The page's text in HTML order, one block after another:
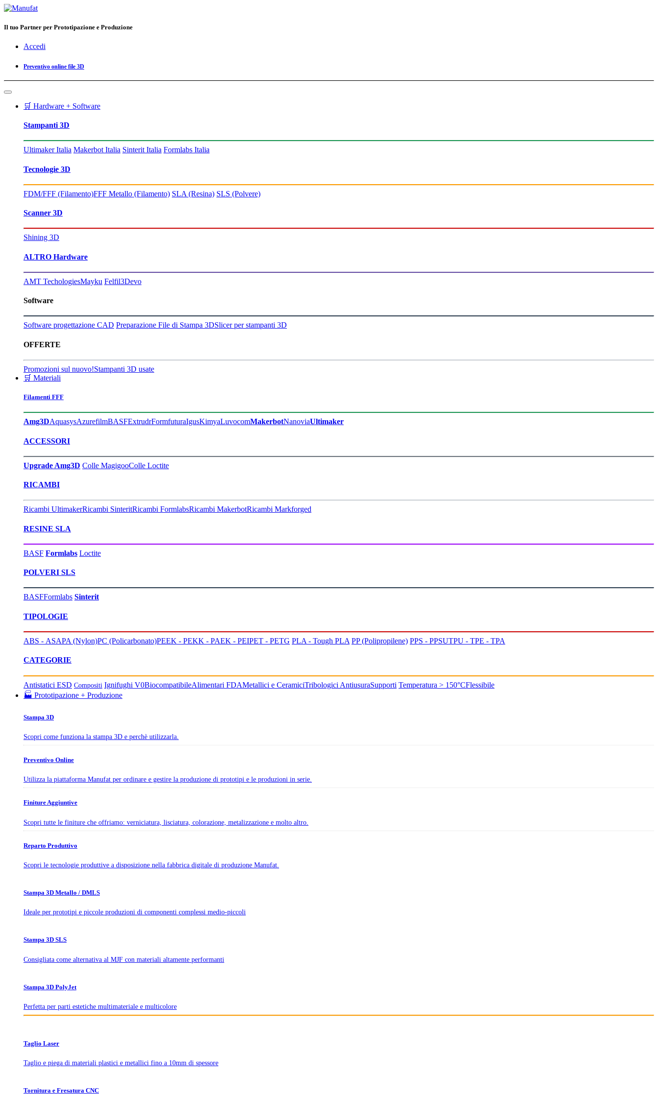
Il tuo Partner per Prototipazione e Produzione
Accedi
Preventivo online file 3D
🛒 Hardware + Software
Stampanti 3D
Ultimaker Italia Makerbot Italia Sinterit Italia Formlabs Italia
Tecnologie 3D
FDM/FFF (Filamento)FFF Metallo (Filamento) SLA (Resina) SLS (Polvere)
Scanner 3D
Shining 3D
ALTRO Hardware
AMT TechologiesMayku Felfil3Devo
Software
Software progettazione CAD Preparazione File di Stampa 3DSlicer per stampanti 3D
OFFERTE
Promozioni sul nuovo!Stampanti 3D usate
🛒 Materiali
Filamenti FFF
Amg3DAquasysAzurefilmBASFExtrudrFormfuturaIgusKimyaLuvocomMakerbotNanoviaUltimaker​
ACCESSORI
Upgrade Amg3D Colle MagigooColle Loctite
RICAMBI
Ricambi UltimakerRicambi SinteritRicambi FormlabsRicambi MakerbotRicambi Markforged
RESINE SLA
BASF Formlabs Loctite
POLVERI SLS
BASFFormlabs Sinterit
TIPOLOGIE
ABS - ASAPA (Nylon)PC (Policarbonato)PEEK - PEKK - PAEK - PEIPET - PETG PLA - Tough PLA PP (Polipropilene) PPS - PPSUTPU - TPE - TPA
CATEGORIE
Antistatici ESD Compositi Ignifughi V0BiocompatibileAlimentari FDAMetallici e CeramiciTribologici AntiusuraSupporti Temperatura > 150°CFlessibile
🏭 Prototipazione + Produzione
Stampa 3D
Scopri come funziona la stampa 3D e perchè utilizzarla.
Preventivo Online
Utilizza la piattaforma Manufat per ordinare e gestire la produzione di prototipi e le produzioni in serie.
Finiture Aggiuntive
Scopri tutte le finiture che offriamo: verniciatura, lisciatura, colorazione, metalizzazione e molto altro.
Reparto Produttivo
Scopri le tecnologie produttive a disposizione nella fabbrica digitale di produzione Manufat.
Stampa 3D Metallo / DMLS
Ideale per prototipi e piccole produzioni di componenti complessi medio-piccoli
Stampa 3D SLS
Consigliata come alternativa al MJF con materiali altamente performanti
Stampa 3D PolyJet
Perfetta per parti estetiche multimateriale e multicolore
Taglio Laser
Taglio e piega di materiali plastici e metallici fino a 10mm di spessore
Tornitura e Fresatura CNC